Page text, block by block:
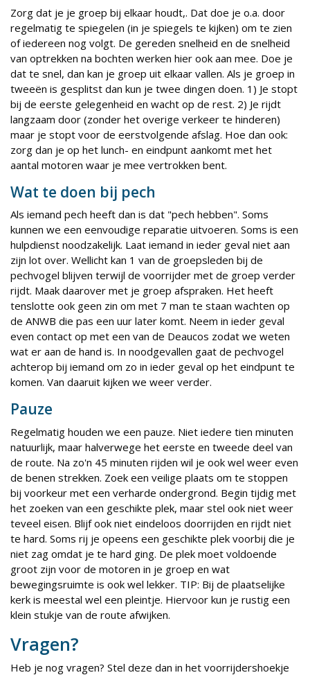
Zorg dat je je groep bij elkaar houdt,. Dat doe je o.a. door
regelmatig te spiegelen (in je spiegels te kijken) om te zien
of iedereen nog volgt. De gereden snelheid en de snelheid
van optrekken na bochten werken hier ook aan mee. Doe je
dat te snel, dan kan je groep uit elkaar vallen. Als je groep in
tweeën is gesplitst dan kun je twee dingen doen. 1) Je stopt
bij de eerste gelegenheid en wacht op de rest. 2) Je rijdt
langzaam door (zonder het overige verkeer te hinderen)
maar je stopt voor de eerstvolgende afslag. Hoe dan ook:
zorg dan je op het lunch- en eindpunt aankomt met het
aantal motoren waar je mee vertrokken bent.
Wat te doen bij pech
Als iemand pech heeft dan is dat "pech hebben". Soms
kunnen we een eenvoudige reparatie uitvoeren. Soms is een
hulpdienst noodzakelijk. Laat iemand in ieder geval niet aan
zijn lot over. Wellicht kan 1 van de groepsleden bij de
pechvogel blijven terwijl de voorrijder met de groep verder
rijdt. Maak daarover met je groep afspraken. Het heeft
tenslotte ook geen zin om met 7 man te staan wachten op
de ANWB die pas een uur later komt. Neem in ieder geval
even contact op met een van de Deaucos zodat we weten
wat er aan de hand is. In noodgevallen gaat de pechvogel
achterop bij iemand om zo in ieder geval op het eindpunt te
komen. Van daaruit kijken we weer verder.
Pauze
Regelmatig houden we een pauze. Niet iedere tien minuten
natuurlijk, maar halverwege het eerste en tweede deel van
de route. Na zo'n 45 minuten rijden wil je ook wel weer even
de benen strekken. Zoek een veilige plaats om te stoppen
bij voorkeur met een verharde ondergrond. Begin tijdig met
het zoeken van een geschikte plek, maar stel ook niet weer
teveel eisen. Blijf ook niet eindeloos doorrijden en rijdt niet
te hard. Soms rij je opeens een geschikte plek voorbij die je
niet zag omdat je te hard ging. De plek moet voldoende
groot zijn voor de motoren in je groep en wat
bewegingsruimte is ook wel lekker. TIP: Bij de plaatselijke
kerk is meestal wel een pleintje. Hiervoor kun je rustig een
klein stukje van de route afwijken.
Vragen?
Heb je nog vragen? Stel deze dan in het voorrijdershoekje